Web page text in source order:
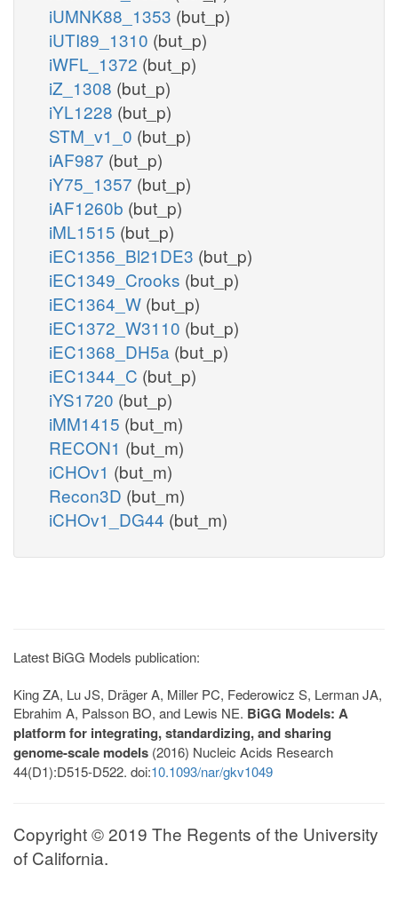
iUMNK88_1353 (but_p)
iUTI89_1310 (but_p)
iWFL_1372 (but_p)
iZ_1308 (but_p)
iYL1228 (but_p)
STM_v1_0 (but_p)
iAF987 (but_p)
iY75_1357 (but_p)
iAF1260b (but_p)
iML1515 (but_p)
iEC1356_Bl21DE3 (but_p)
iEC1349_Crooks (but_p)
iEC1364_W (but_p)
iEC1372_W3110 (but_p)
iEC1368_DH5a (but_p)
iEC1344_C (but_p)
iYS1720 (but_p)
iMM1415 (but_m)
RECON1 (but_m)
iCHOv1 (but_m)
Recon3D (but_m)
iCHOv1_DG44 (but_m)
Latest BiGG Models publication:
King ZA, Lu JS, Dräger A, Miller PC, Federowicz S, Lerman JA,
Ebrahim A, Palsson BO, and Lewis NE. BiGG Models: A
platform for integrating, standardizing, and sharing
genome-scale models (2016) Nucleic Acids Research
44(D1):D515-D522. doi:10.1093/nar/gkv1049
Copyright © 2019 The Regents of the University
of California.